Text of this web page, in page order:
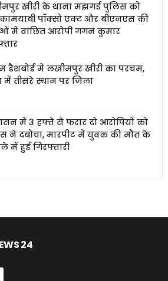
खीरी के थाना मझगई पुलिस को
पॉक्सो एक्ट और बीएनएस की
में वांछित आरोपी गगन कुमार
डैशबोर्ड में लखीमपुर खीरी का परचम,
में तीसरे स्थान पर जिला
में 3 हफ्ते से फरार दो आरोपियों को
ने दबोचा, मारपीट में युवक की मौत के
में हुई गिरफ्तारी
24